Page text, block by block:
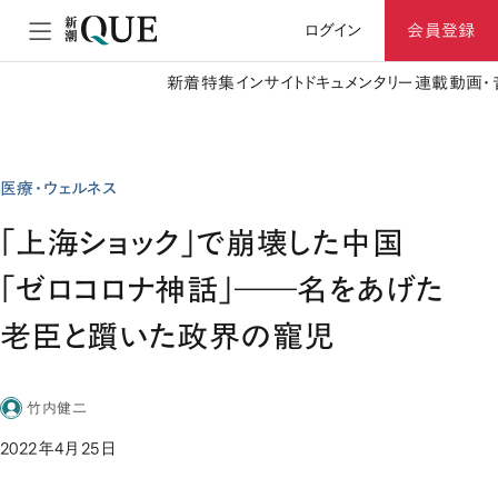
ログイン 会員登録
新着特集 インサイト ドキュメンタリー 連載動画
医療・ウェルネス
「上海ショック」で崩壊した中国
「ゼロコロナ神話」――名をあげた
老臣と躓いた政界の寵児
竹内健二
2022年4月25日